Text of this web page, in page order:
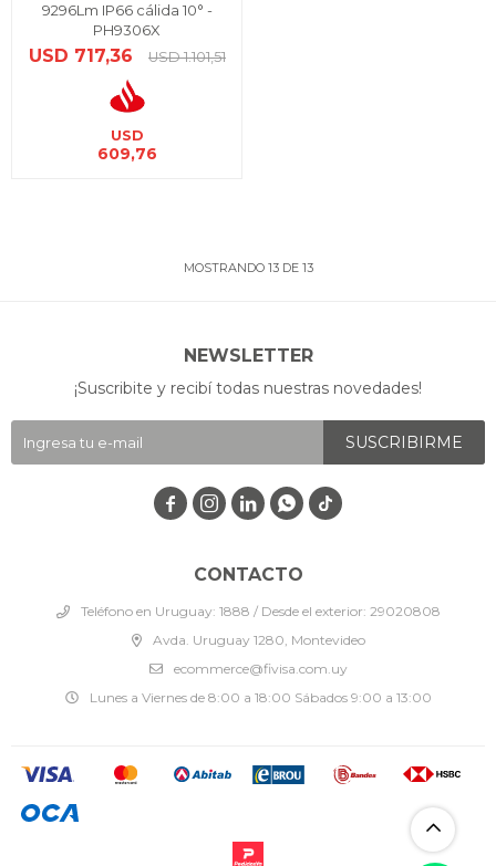
9296Lm IP66 cálida 10° -
PH9306X
USD 717,36 USD 1.101,51
USD
609,76
MOSTRANDO 13DE 13
CONTACTO
Teléfono en Uruguay: 1888 / Desde el exterior: 29020808
Avda. Uruguay 1280, Montevideo
ecommerce@fivisa.com.uy
Lunes a Viernes de 8:00 a 18:00 Sábados 9:00 a 13:00
NEWSLETTER
¡Suscribite y recibí todas nuestras novedades!
SUSCRIBIRME
   